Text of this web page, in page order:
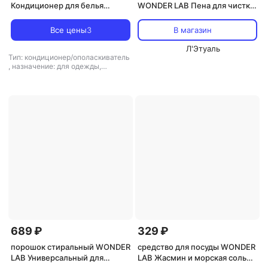
Кондиционер для белья
гипоаллергенный, 1 л
Все цены3
Тип: кондиционер/ополаскиватель
, назначение: для одежды,
WONDER LAB Пена для чистки
очиститель 550
В магазин
Л'Этуаль
689 ₽
порошок стиральный WONDER
LAB Универсальный для
329 ₽
средство для посуды WONDER
LAB Жасмин и морская соль